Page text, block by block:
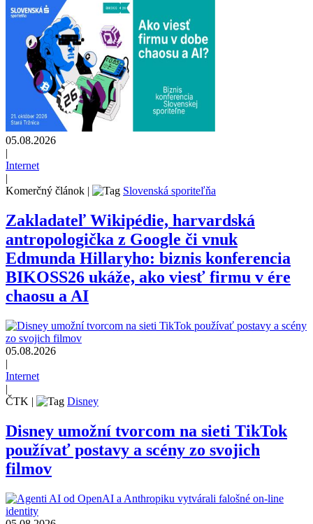
05.08.2026
|
Internet
|
Komerčný článok | Slovenská sporiteľňa
Zakladateľ Wikipédie, harvardská
antropologička z Google či vnuk
Edmunda Hillaryho: biznis konferencia
BIKOSS26 ukáže, ako viesť firmu v ére
chaosu a AI
05.08.2026
|
Internet
|
ČTK | Disney
Disney umožní tvorcom na sieti TikTok
používať postavy a scény zo svojich
filmov